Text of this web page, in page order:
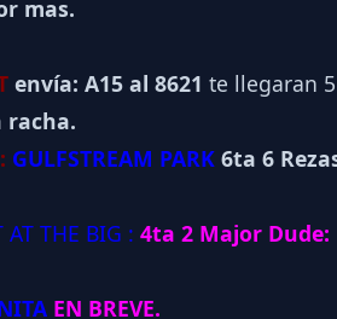
mas.
envía: A15 al 8621 te llegaran
racha.
GULFSTREAM PARK 6ta 6
THE BIG : 4ta 2 Major
EN BREVE.